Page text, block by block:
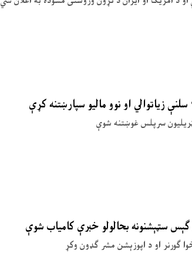
سټېشنونه بحالولو خبرې کامیاب شوې
ګورنر او د اپوزېشن مشر ګډون وکړ